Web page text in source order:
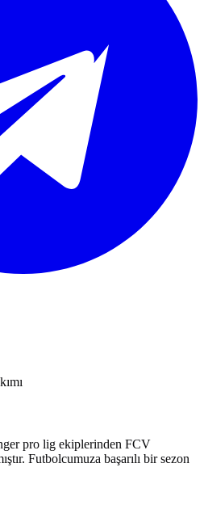
pro lig ekiplerinden FCV
Futbolcumuza başarılı bir sezon